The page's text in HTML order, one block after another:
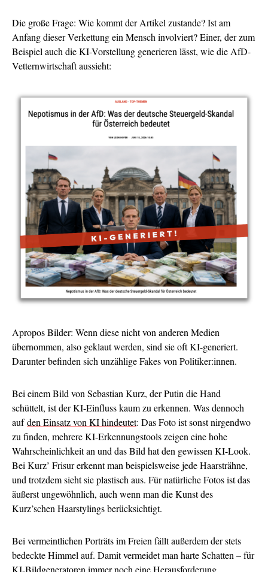
Die große Frage: Wie kommt der Artikel zustande? Ist am
Anfang dieser Verkettung ein Mensch involviert? Einer, der zum
Beispiel auch die KI-Vorstellung generieren lässt, wie die AfD-
Vetternwirtschaft aussieht:
Apropos Bilder: Wenn diese nicht von anderen Medien
übernommen, also geklaut werden, sind sie oft KI-generiert.
Darunter befinden sich unzählige Fakes von Politiker:innen.
Bei einem Bild von Sebastian Kurz, der Putin die Hand
schüttelt, ist der KI-Einfluss kaum zu erkennen. Was dennoch
aufden Einsatz von KI hindeutet: Das Foto ist sonst nirgendwo
zu finden, mehrere KI-Erkennungstools zeigen eine hohe
Wahrscheinlichkeit an und das Bild hat den gewissen KI-Look.
Bei Kurz’ Frisur erkennt man beispielsweise jede Haarsträhne,
und trotzdem sieht sie plastisch aus. Für natürliche Fotos ist das
äußerst ungewöhnlich, auch wenn man die Kunst des
Kurz’schen Haarstylings berücksichtigt.
Bei vermeintlichen Porträts im Freien fällt außerdem der stets
bedeckte Himmel auf. Damit vermeidet man harte Schatten – für